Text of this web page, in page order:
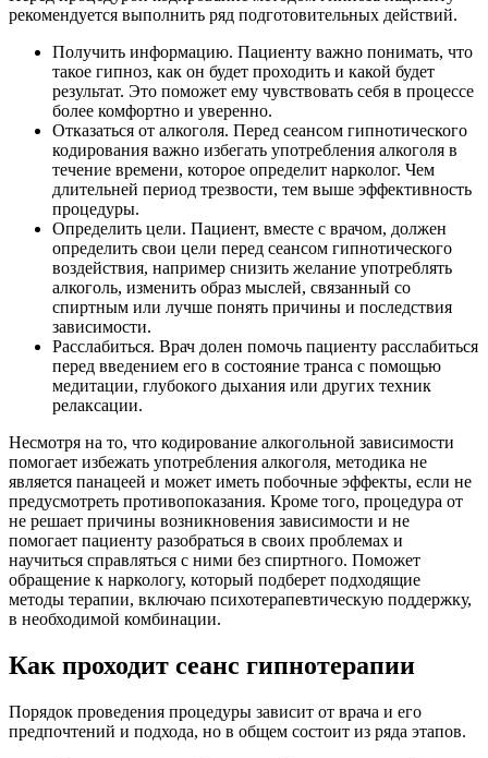
рекомендуется выполнить ряд подготовительных действий.
Получить информацию. Пациенту важно понимать, что
такое гипноз, как он будет проходить и какой будет
результат. Это поможет ему чувствовать себя в процессе
более комфортно и уверенно.
Отказаться от алкоголя. Перед сеансом гипнотического
кодирования важно избегать употребления алкоголя в
течение времени, которое определит нарколог. Чем
длительней период трезвости, тем выше эффективность
процедуры.
Определить цели. Пациент, вместе с врачом, должен
определить свои цели перед сеансом гипнотического
воздействия, например снизить желание употреблять
алкоголь, изменить образ мыслей, связанный со
спиртным или лучше понять причины и последствия
зависимости.
Расслабиться. Врач долен помочь пациенту расслабиться
перед введением его в состояние транса с помощью
медитации, глубокого дыхания или других техник
релаксации.
Несмотря на то, что кодирование алкогольной зависимости
помогает избежать употребления алкоголя, методика не
является панацеей и может иметь побочные эффекты, если не
предусмотреть противопоказания. Кроме того, процедура от
не решает причины возникновения зависимости и не
помогает пациенту разобраться в своих проблемах и
научиться справляться с ними без спиртного. Поможет
обращение к наркологу, который подберет подходящие
методы терапии, включаю психотерапевтическую поддержку,
в необходимой комбинации.
Как проходит сеанс гипнотерапии
Порядок проведения процедуры зависит от врача и его
предпочтений и подхода, но в общем состоит из ряда этапов.